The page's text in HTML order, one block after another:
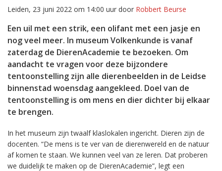
Leiden, 23 juni 2022 om 14:00 uur door Robbert Beurse
Een uil met een strik, een olifant met een jasje en
nog veel meer. In museum Volkenkunde is vanaf
zaterdag de DierenAcademie te bezoeken. Om
aandacht te vragen voor deze bijzondere
tentoonstelling zijn alle dierenbeelden in de Leidse
binnenstad woensdag aangekleed. Doel van de
tentoonstelling is om mens en dier dichter bij elkaar
te brengen.
In het museum zijn twaalf klaslokalen ingericht. Dieren zijn de
docenten. “De mens is te ver van de dierenwereld en de natuur
af komen te staan. We kunnen veel van ze leren. Dat proberen
we duidelijk te maken op de DierenAcademie”, legt een